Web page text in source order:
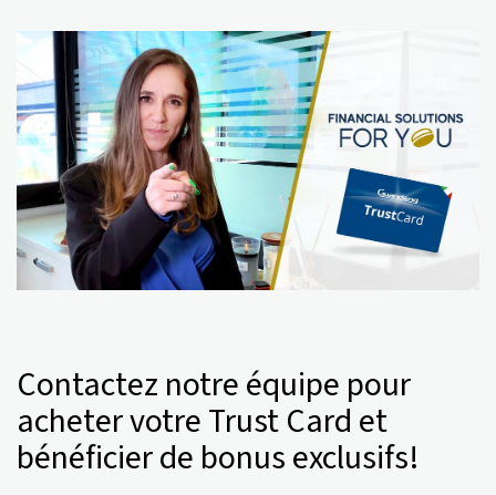
Contactez notre équipe pour
acheter votre Trust Card et
bénéficier de bonus exclusifs!